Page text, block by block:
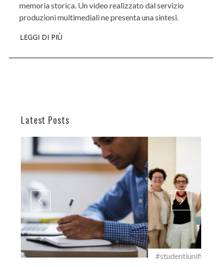
memoria storica. Un video realizzato dal servizio
produzioni multimediali ne presenta una sintesi.
LEGGI DI PIÙ
Latest Posts
#studentiunifi